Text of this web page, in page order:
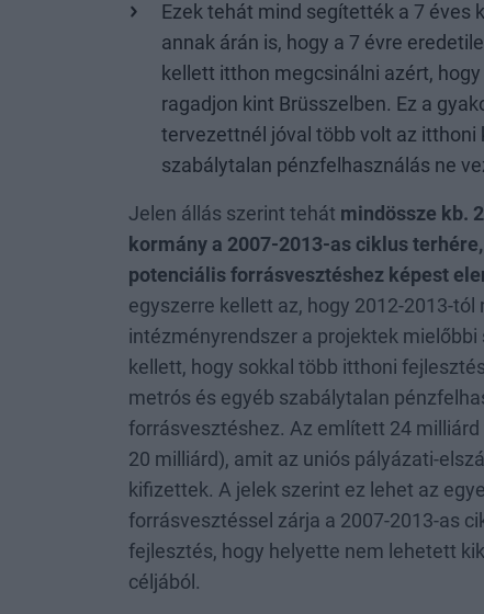
Ezek tehát mind segítették a 7
annak árán is, hogy a 7 évre
kellett itthon megcsinálni azért,
ragadjon kint Brüsszelben. Ez a
tervezettnél jóval több volt az
szabálytalan pénzfelhasználás ne
Jelen állás szerint tehát mindössze kb.
kormány a 2007-2013-as ciklus
potenciális forrásvesztéshez képest
egyszerre kellett az, hogy 2012-2013-
intézményrendszer a projektek
kellett, hogy sokkal több itthoni
metrós és egyéb szabálytalan
forrásvesztéshez. Az említett 24
20 milliárd), amit az uniós pályázati-
kifizettek. A jelek szerint ez lehet az
forrásvesztéssel zárja a 2007-2013-as
fejlesztés, hogy helyette nem lehetett
céljából.